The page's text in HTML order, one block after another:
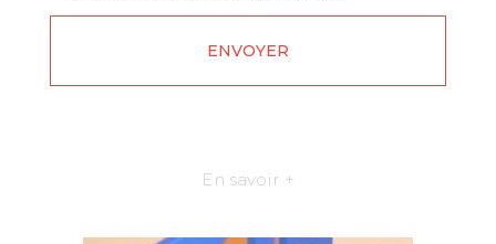
En savoir +